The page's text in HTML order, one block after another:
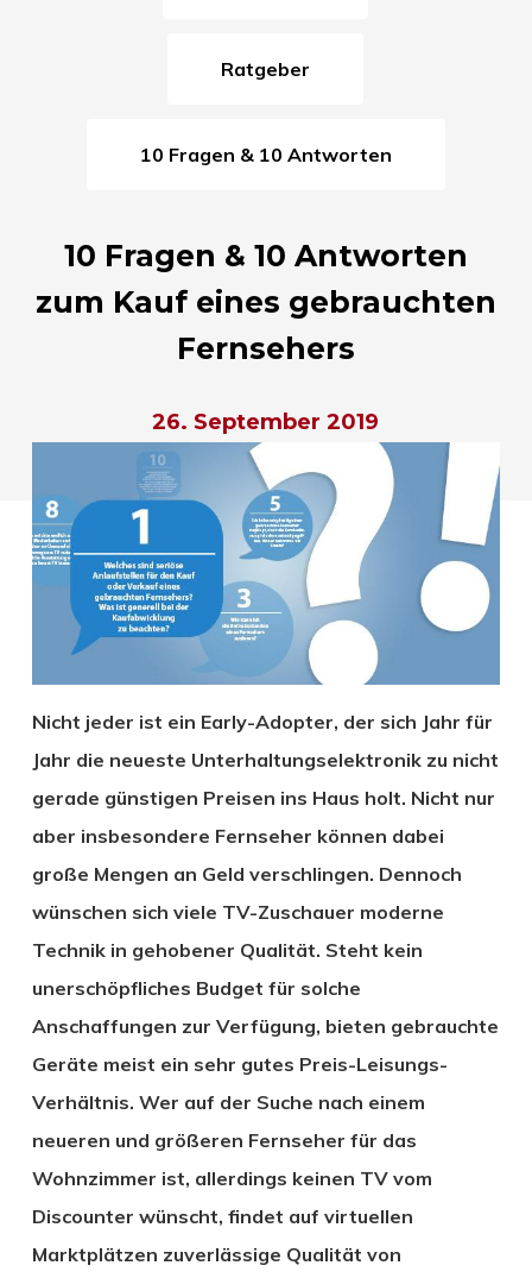
Ratgeber
10 Fragen & 10 Antworten
10 Fragen & 10 Antworten
zum Kauf eines gebrauchten
Fernsehers
26. September 2019
Nicht jeder ist ein Early-Adopter, der sich Jahr für
Jahr die neueste Unterhaltungselektronik zu nicht
gerade günstigen Preisen ins Haus holt. Nicht nur
aber insbesondere Fernseher können dabei
große Mengen an Geld verschlingen. Dennoch
wünschen sich viele TV-Zuschauer moderne
Technik in gehobener Qualität. Steht kein
unerschöpfliches Budget für solche
Anschaffungen zur Verfügung, bieten gebrauchte
Geräte meist ein sehr gutes Preis-Leisungs-
Verhältnis. Wer auf der Suche nach einem
neueren und größeren Fernseher für das
Wohnzimmer ist, allerdings keinen TV vom
Discounter wünscht, findet auf virtuellen
Marktplätzen zuverlässige Qualität von